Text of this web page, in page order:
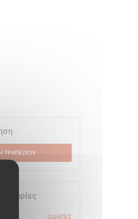
ΤΡΑΠΕΖΙΟΎ
ΟΔΗΓΊΕΣ